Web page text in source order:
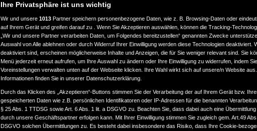
Ihre Privatsphäre ist uns wichtig
Wir und unsere 1013 Partner speichern personenbezogene Daten, wie z. B. Browsing-Daten oder
auf Ihrem Gerät und greifen darauf zu . Wenn Sie Akzeptieren auswählen, können die Tracking-
„Wir und unsere Partner verarbeiten Daten, um Folgendes bereitzustellen“ genannten Zwecke
Auswahl von Alle ablehnen oder durch Widerruf Ihrer Einwilligung werden diese Technologien deaktiviert.
deaktiviert sind, erscheinen möglicherweise Inhalte und Anzeigen, die für Sie weniger relevant sind. Sie
Menü jederzeit erneut aufrufen, um Ihre Auswahl zu ändern oder Ihre Einwilligung zu widerrufen, indem
Voreinstellungen verwalten unten auf der Webseite klicken. Ihre Wahl wirkt sich auf unsere/n Website
Informationen finden Sie in unserer Datenschutzerklärung.
Durch das Klicken des „Akzeptieren“-Buttons stimmen Sie der Verarbeitung der auf Ihrem Gerät bzw.
gespeicherten Daten wie z.B. persönlichen Identifikatoren oder IP-Adressen für die benannten
§ 25 Abs. 1 TTDSG sowie Art. 6 Abs. 1 lit. a DSGVO zu. Beachten Sie, dass dabei auch eine Übermittlung
durch unsere Geschäftspartner erfolgen kann. Mit Ihrer Einwilligung stimmen Sie zugleich gem. Art.49
DSGVO solchen Übermittlungen zu. Es besteht dabei insbesondere das Risiko, dass Ihre Cookie-